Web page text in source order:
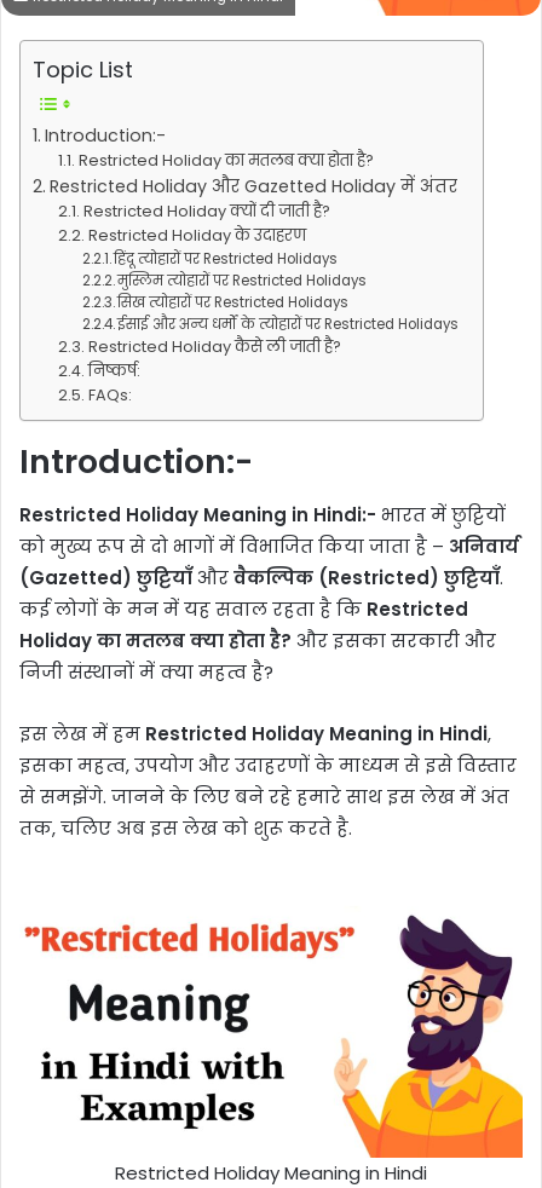
Topic List
Introduction:-
Restricted Holiday का मतलब क्या होता है?
Restricted Holiday और Gazetted Holiday में अंतर
Restricted Holiday क्यों दी जाती है?
Restricted Holiday के उदाहरण
हिंदू त्योहारों पर Restricted Holidays
मुस्लिम त्योहारों पर Restricted Holidays
सिख त्योहारों पर Restricted Holidays
ईसाई और अन्य धर्मों के त्योहारों पर Restricted Holidays
Restricted Holiday कैसे ली जाती है?
निष्कर्ष:
FAQs:
Introduction:-
Restricted Holiday Meaning in Hindi:- भारत में छुट्टियों
को मुख्य रूप से दो भागों में विभाजित किया जाता है – अनिवार्य
(Gazetted) छुट्टियाँऔरवैकल्पिक (Restricted) छुट्टियाँ.
कई लोगों के मन में यह सवाल रहता है कि Restricted
Holiday का मतलब क्या होता है? और इसका सरकारी और
निजी संस्थानों में क्या महत्व है?
इस लेख में हम Restricted Holiday Meaning in Hindi,
इसका महत्व, उपयोग और उदाहरणों के माध्यम से इसे विस्तार
से समझेंगे. जानने के लिए बने रहे हमारे साथ इस लेख में अंत
तक, चलिए अब इस लेख को शुरू करते है.
Restricted Holiday Meaning in Hindi